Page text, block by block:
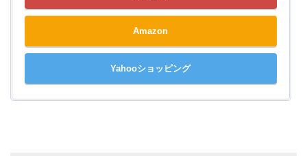
Amazon
Yahooショッピング